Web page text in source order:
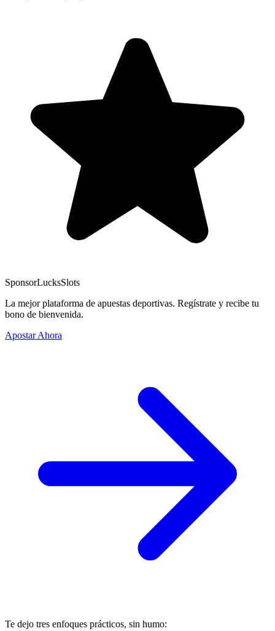
SponsorLucksSlots
La mejor plataforma de apuestas deportivas. Regístrate y recibe tu
bono de bienvenida.
Apostar Ahora
Te dejo tres enfoques prácticos, sin humo: